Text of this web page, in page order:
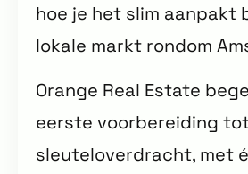
hoe je het slim aanpakt
lokale markt rondom
Orange Real Estate
eerste voorbereiding
sleuteloverdracht, met